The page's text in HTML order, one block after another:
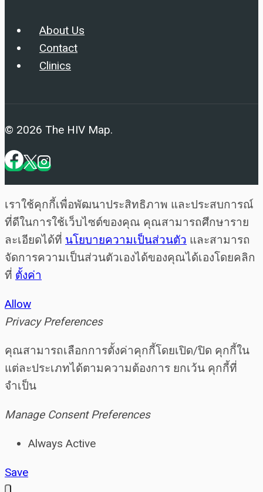
About Us
Contact
Clinics
© 2026 The HIV Map.
เราใช้คุกกี้เพื่อพัฒนาประสิทธิภาพ และประสบการณ์
ที่ดีในการใช้เว็บไซต์ของคุณ คุณสามารถศึกษาราย
ละเอียดได้ที่ นโยบายความเป็นส่วนตัว และสามารถ
จัดการความเป็นส่วนตัวเองได้ของคุณได้เองโดยคลิก
ที่ ตั้งค่า
Allow
Privacy Preferences
คุณสามารถเลือกการตั้งค่าคุกกี้โดยเปิด/ปิด คุกกี้ใน
แต่ละประเภทได้ตามความต้องการ ยกเว้น คุกกี้ที่
จำเป็น
Manage Consent Preferences
Always Active
Save